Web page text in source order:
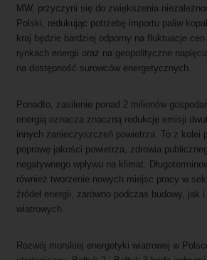
MW, przyczyni się do zwiększenia
Polski, redukując potrzebę importu paliw
kraj będzie bardziej odporny na fluktuacje
rynkach energii oraz na geopolityczne
na dostępność surowców energetycznych.
Ponadto, zasilenie ponad 2 milionów
energią oznacza znaczną redukcję emisji
innych zanieczyszczeń powietrza. To z kolei
poprawę jakości powietrza, zdrowia
negatywnego wpływu na klimat.
również tworzenie nowych miejsc pracy w
źródeł energii, zarówno podczas budowy, jak
wiatrowych.
Rozwój morskiej energetyki wiatrowej w